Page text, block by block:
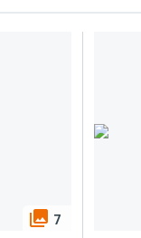
photo_library 7